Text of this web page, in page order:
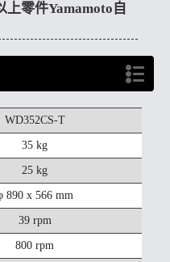
零件Yamamoto自
WD352CS-T
35 kg
25 kg
890 x 566 mm
39 rpm
800 rpm